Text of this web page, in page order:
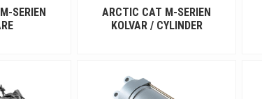
SERIEN
ARCTIC CAT M-SERIEN
KOLVAR / CYLINDER